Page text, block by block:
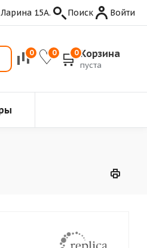
15А. Поиск Войти
0 0 0 Корзина
пуста